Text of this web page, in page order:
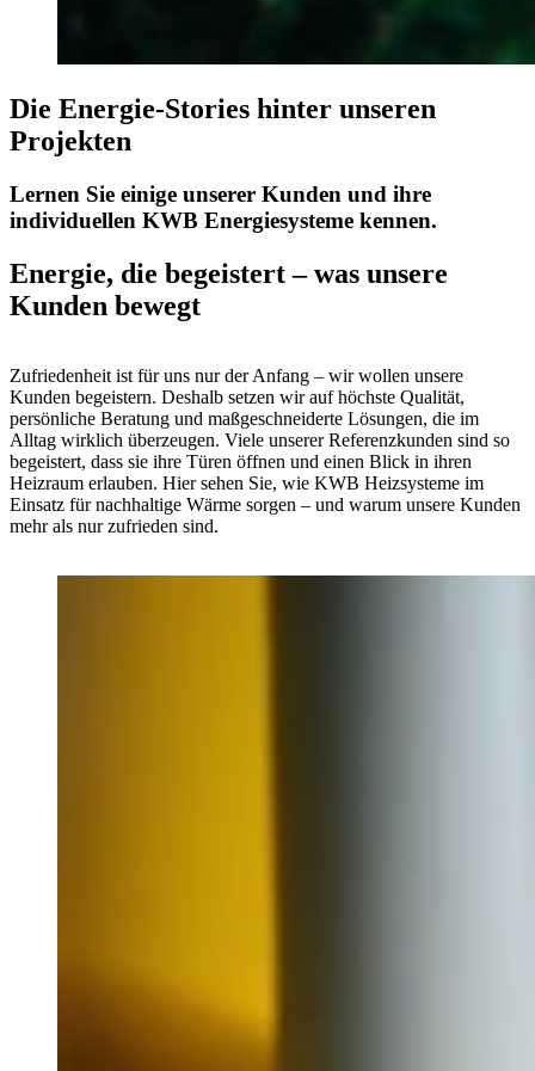
Die Energie-Stories hinter unseren
Projekten
Lernen Sie einige unserer Kunden und ihre
individuellen KWB Energiesysteme kennen.
Energie, die begeistert – was unsere
Kunden bewegt
Zufriedenheit ist für uns nur der Anfang – wir wollen unsere
Kunden begeistern. Deshalb setzen wir auf höchste Qualität,
persönliche Beratung und maßgeschneiderte Lösungen, die im
Alltag wirklich überzeugen. Viele unserer Referenzkunden sind so
begeistert, dass sie ihre Türen öffnen und einen Blick in ihren
Heizraum erlauben. Hier sehen Sie, wie KWB Heizsysteme im
Einsatz für nachhaltige Wärme sorgen – und warum unsere Kunden
mehr als nur zufrieden sind.